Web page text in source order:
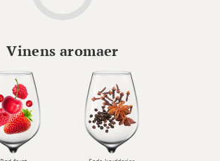
Vinens aromaer